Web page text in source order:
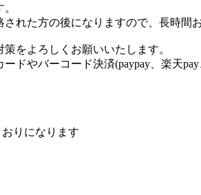
れた方の後になりますので、長時間
をよろしくお願いいたします。
ドやバーコード決済(paypay、楽天
りになります